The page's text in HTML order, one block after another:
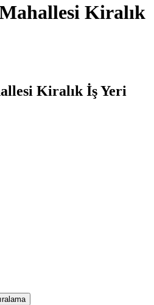
Kiralık
Kiralık İş Yeri